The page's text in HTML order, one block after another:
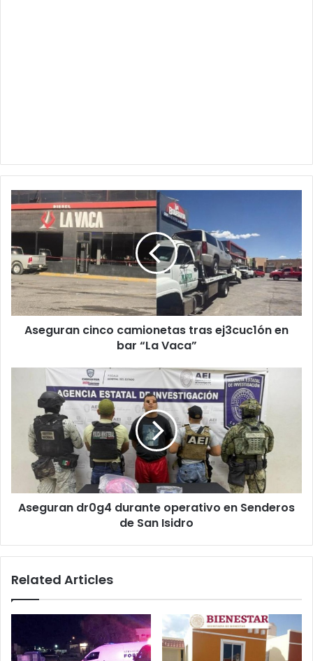
Aseguran
cinco
camionetas
ej3cuc1ón
en
bar
“La
Vaca”
Aseguran cinco camionetas tras ej3cuc1ón en
bar “La Vaca”
Aseguran
durante
operativo
Senderos
Isidro
Aseguran dr0g4 durante operativo en Senderos
de San Isidro
Related Articles